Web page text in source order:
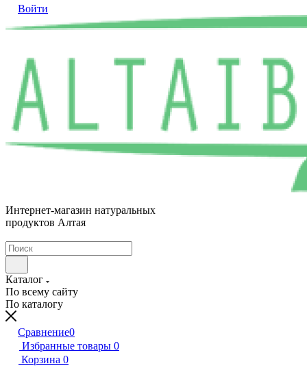
Войти
Интернет-магазин натуральных
продуктов Алтая
Каталог
По всему сайту
По каталогу
Сравнение0
Избранные товары 0
Корзина 0